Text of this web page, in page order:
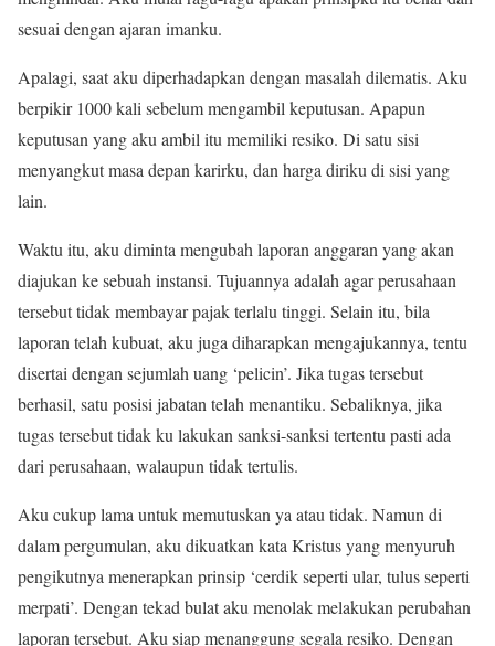
sesuai dengan ajaran imanku.
Apalagi, saat aku diperhadapkan dengan masalah dilematis. Aku
berpikir 1000 kali sebelum mengambil keputusan. Apapun
keputusan yang aku ambil itu memiliki resiko. Di satu sisi
menyangkut masa depan karirku, dan harga diriku di sisi yang
lain.
Waktu itu, aku diminta mengubah laporan anggaran yang akan
diajukan ke sebuah instansi. Tujuannya adalah agar perusahaan
tersebut tidak membayar pajak terlalu tinggi. Selain itu, bila
laporan telah kubuat, aku juga diharapkan mengajukannya, tentu
disertai dengan sejumlah uang ‘pelicin’. Jika tugas tersebut
berhasil, satu posisi jabatan telah menantiku. Sebaliknya, jika
tugas tersebut tidak ku lakukan sanksi-sanksi tertentu pasti ada
dari perusahaan, walaupun tidak tertulis.
Aku cukup lama untuk memutuskan ya atau tidak. Namun di
dalam pergumulan, aku dikuatkan kata Kristus yang menyuruh
pengikutnya menerapkan prinsip ‘cerdik seperti ular, tulus seperti
merpati’. Dengan tekad bulat aku menolak melakukan perubahan
laporan tersebut. Aku siap menanggung segala resiko. Dengan